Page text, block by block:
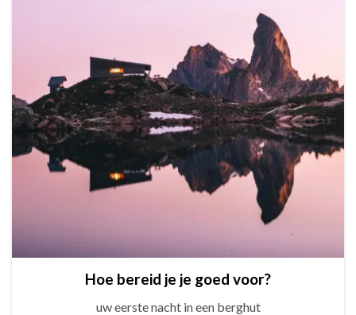
Hoe bereid je je goed voor?
uw eerste nacht in een berghut